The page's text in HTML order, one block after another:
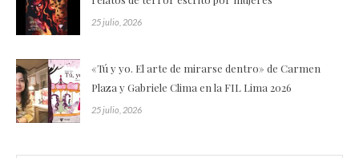
25 julio, 2026
«Tú y yo. El arte de mirarse dentro» de Carmen
Plaza y Gabriele Clima en la FIL Lima 2026
25 julio, 2026